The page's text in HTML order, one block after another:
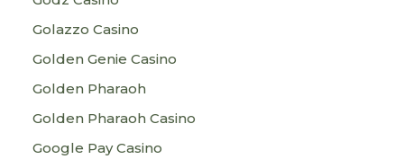
Golazzo Casino
Golden Genie Casino
Golden Pharaoh
Golden Pharaoh Casino
Google Pay Casino